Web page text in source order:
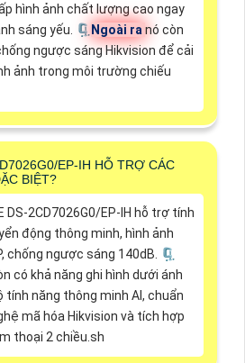
hình ảnh chất lượng cao ngay
sáng yếu. 🗜️ Ngoài ra nó còn
ngược sáng Hikvision để cải
ảnh trong môi trường chiếu
EP-IH HỖ TRỢ CÁC
BIỆT?
DS-2CD7026G0/EP-IH hỗ trợ tính
động thông minh, hình ảnh
chống ngược sáng 140dB. 🗜️
có khả năng ghi hình dưới ánh
tính năng thông minh AI, chuẩn
mã hóa Hikvision và tích hợp
thoại 2 chiều.sh